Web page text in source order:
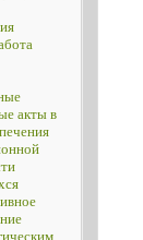
акты в